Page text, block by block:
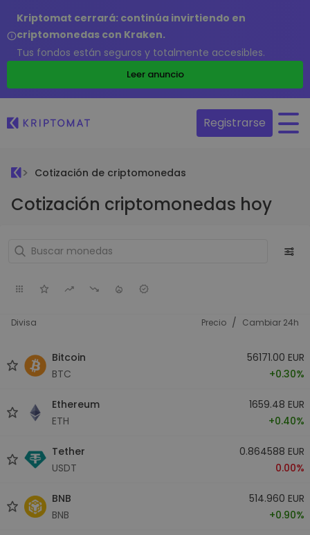
Kriptomat cerrará: continúa invirtiendo en
criptomonedas con Kraken.
Tus fondos están seguros y totalmente accesibles.
Leer anuncio
Registrarse
Cotización de criptomonedas
Cotización criptomonedas hoy
Divisa Precio / Cambiar 24h
Bitcoin
BTC
56171.00 EUR
+0.30%
Ethereum
ETH
1659.48 EUR
+0.40%
Tether
USDT
0.864588 EUR
0.00%
BNB
BNB
514.960 EUR
+0.90%